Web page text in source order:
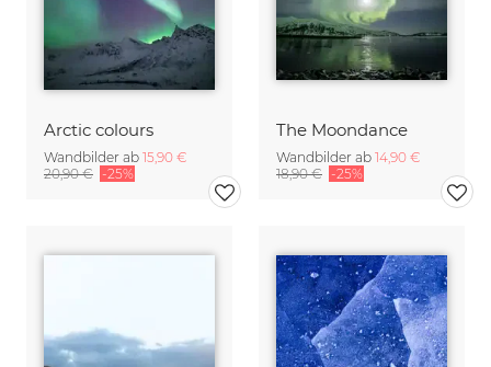
Arctic colours
Wandbilder ab 15,90 €
20,90 € -25%
The Moondance
Wandbilder ab 14,90 €
18,90 € -25%